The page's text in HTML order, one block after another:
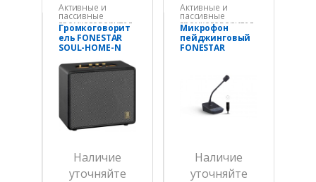
Активные и
пассивные
громкоговорител
иГромкоговорит
ель FONESTAR
SOUL-HOME-N
Наличие
уточняйте
Активные и
пассивные
громкоговорител
и
Микрофон
пейджинговый
FONESTAR
Наличие
уточняйте